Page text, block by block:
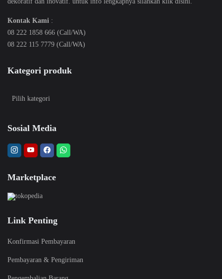
Kontak Kami :
08 222 1858 666 (Call/WA)
08 222 115 7779 (Call/WA)
Kategori produk
Sosial Media
Marketplace
Link Penting
Konfirmasi Pembayaran
Pembayaran & Pengiriman